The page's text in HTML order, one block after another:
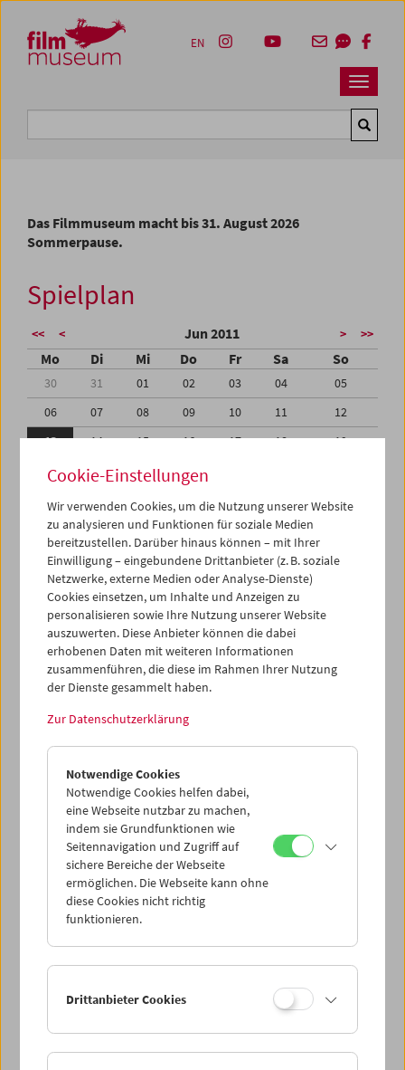
Zum Inhalt
Zum Hauptmenü
Zur Servicenavigation
Zum Suche
Navbar
EN
Das Filmmuseum macht bis 31. August 2026
Sommerpause.
Spielplan
<< < Jun 2011 > >>
Mo Di Mi Do Fr Sa So
30 31 01 02 03 04
05
06
07 08 09 10 11
12
13
14 15 16 17 18
19
20
21 22 23
27
29 01
03
04
05 06 07 08 09
iCalender
Programmheft-PDF
English language or subtitles
< Vorherige Woche
Mo 13.6.
Di 14.6.
Mi 15.6.
Do 16.6.
Sa 18.6.
Cookie-Einstellungen
Wir verwenden Cookies, um die Nutzung unserer Website
zu analysieren und Funktionen für soziale Medien
bereitzustellen. Darüber hinaus können – mit Ihrer
Einwilligung – eingebundene Drittanbieter (z. B. soziale
Netzwerke, externe Medien oder Analyse-Dienste)
Cookies einsetzen, um Inhalte und Anzeigen zu
personalisieren sowie Ihre Nutzung unserer Website
auszuwerten. Diese Anbieter können die dabei
erhobenen Daten mit weiteren Informationen
zusammenführen, die diese im Rahmen Ihrer Nutzung
der Dienste gesammelt haben.
Zur Datenschutzerklärung
Notwendige Cookies
Notwendige Cookies helfen dabei,
eine Webseite nutzbar zu machen,
indem sie Grundfunktionen wie
Seitennavigation und Zugriff auf
sichere Bereiche der Webseite
ermöglichen. Die Webseite kann ohne
diese Cookies nicht richtig
funktionieren.
Drittanbieter Cookies